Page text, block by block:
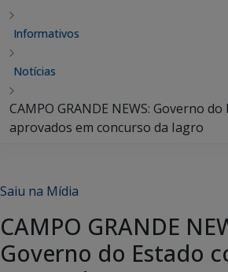
Informativos
Notícias
CAMPO GRANDE NEWS: Governo
aprovados em concurso da Iagro
Saiu na Mídia
CAMPO GRANDE
Governo do Estado